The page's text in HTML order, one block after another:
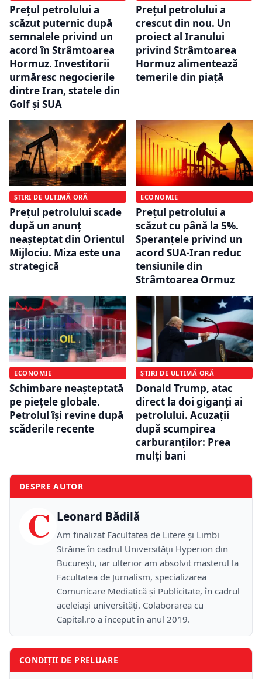
Prețul petrolului a
scăzut puternic după
semnalele privind un
acord în Strâmtoarea
Hormuz. Investitorii
urmăresc negocierile
dintre Iran, statele din
Golf și SUA
Prețul petrolului a
crescut din nou. Un
proiect al Iranului
privind Strâmtoarea
Hormuz alimentează
temerile din piață
ȘTIRI DE ULTIMĂ ORĂ
Prețul petrolului scade
după un anunț
neașteptat din Orientul
Mijlociu. Miza este una
strategică
ECONOMIE
Prețul petrolului a
scăzut cu până la 5%.
Speranțele privind un
acord SUA-Iran reduc
tensiunile din
Strâmtoarea Ormuz
ECONOMIE
Schimbare neașteptată
pe piețele globale.
Petrolul își revine după
scăderile recente
ȘTIRI DE ULTIMĂ ORĂ
Donald Trump, atac
direct la doi giganți ai
petrolului. Acuzații
după scumpirea
carburanților: Prea
mulți bani
DESPRE AUTOR
C Leonard Bădilă
Am finalizat Facultatea de Litere și Limbi
Străine în cadrul Universității Hyperion din
București, iar ulterior am absolvit masterul la
Facultatea de Jurnalism, specializarea
Comunicare Mediatică și Publicitate, în cadrul
aceleiași universități. Colaborarea cu
Capital.ro a început în anul 2019.
CONDIȚII DE PRELUARE